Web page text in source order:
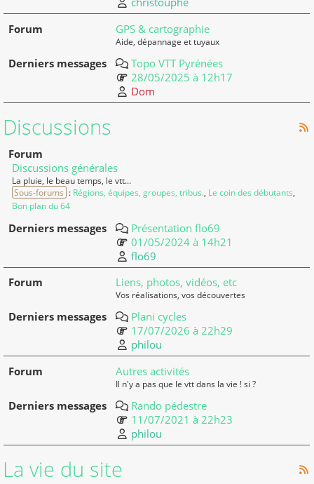
GPS & cartographie
Aide, dépannage et tuyaux
Topo VTT Pyrénées
28/05/2025 à 12h17
Dom
Discussions
Discussions générales
La pluie, le beau temps, le vtt...
Sous-forums : Régions, équipes, groupes, tribus. Le coin des débutants
Bon plan du 64
Présentation flo69
01/05/2024 à 14h21
flo69
Liens, photos, vidéos, etc
Vos réalisations, vos découvertes
Plani cycles
17/07/2026 à 22h29
philou
Autres activités
Il n'y a pas que le vtt dans la vie ! si ?
Rando pédestre
11/07/2021 à 22h23
philou
La vie du site